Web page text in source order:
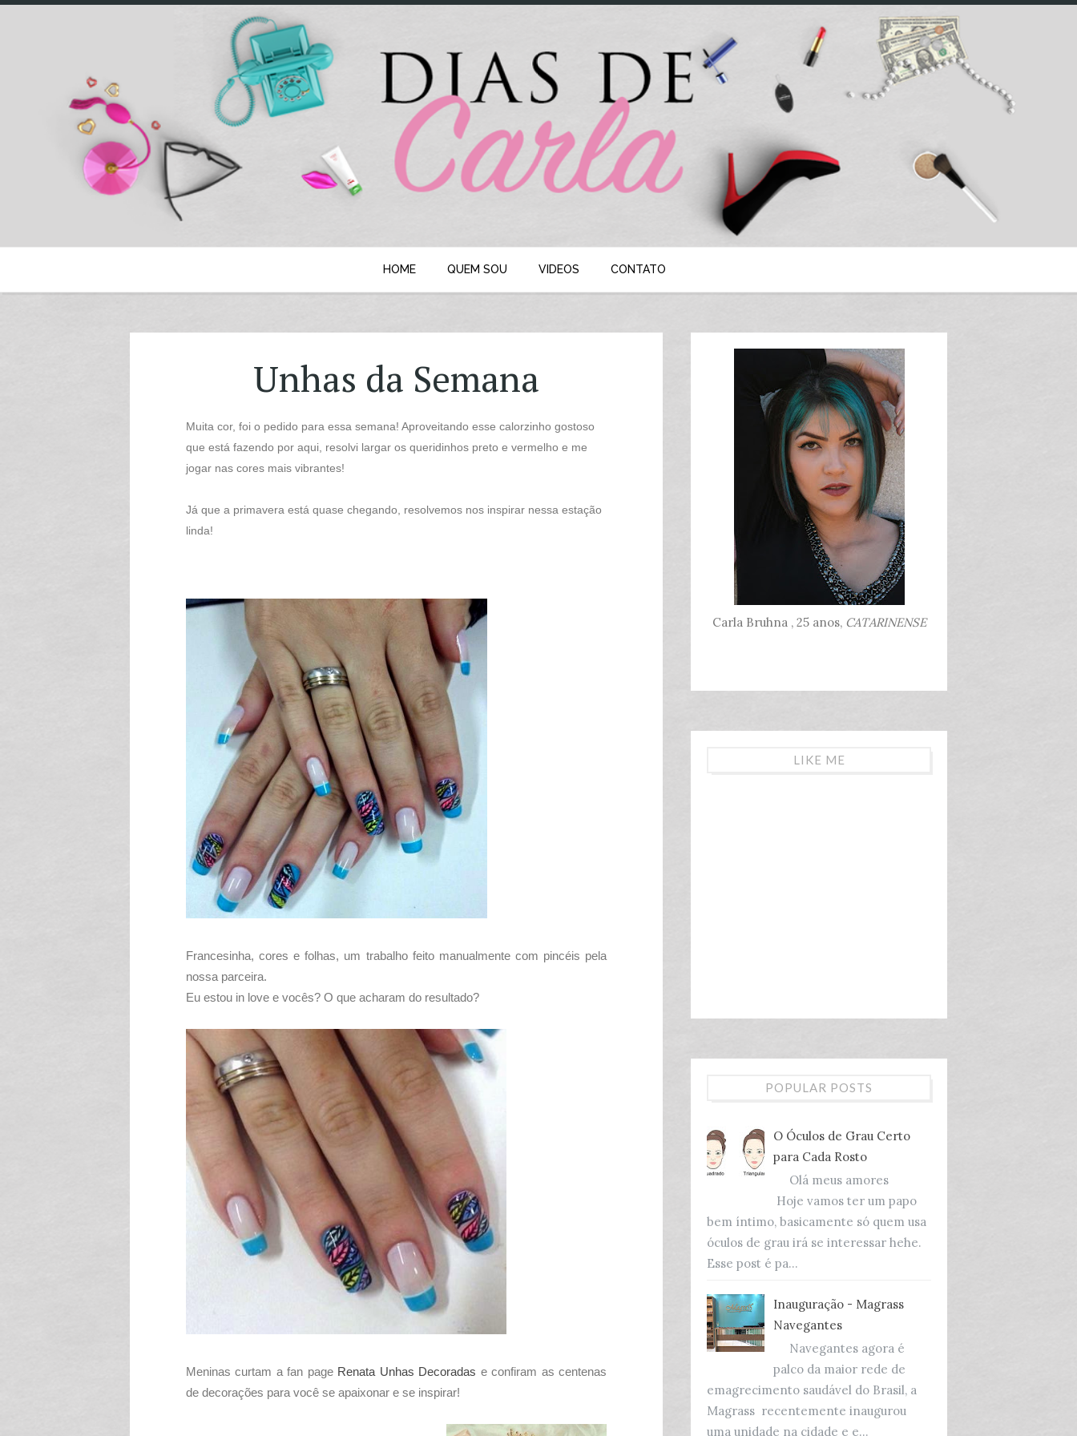
HOME QUEM SOU VIDEOS CONTATO
Unhas da Semana
Muita cor, foi o pedido para essa semana! Aproveitando esse calorzinho gostoso
que está fazendo por aqui, resolvi largar os queridinhos preto e vermelho e me
jogar nas cores mais vibrantes!
Já que a primavera está quase chegando, resolvemos nos inspirar nessa estação
linda!
Francesinha, cores e folhas, um trabalho feito manualmente com pincéis pela
nossa parceira.
Eu estou in love e vocês? O que acharam do resultado?
Meninas curtam a fan page Renata Unhas Decoradas e confiram as centenas
de decorações para você se apaixonar e se inspirar!
Carla Bruhna , 25 anos,CATARINENSE
LIKE ME
POPULAR POSTS
O Óculos de Grau Certo
para Cada Rosto
Olá meus amores
Hoje vamos ter um papo
bem íntimo, basicamente só quem usa
óculos de grau irá se interessar hehe.
Esse post é pa...
Inauguração - Magrass
Navegantes
Navegantes agora é
palco da maior rede de
emagrecimento saudável do Brasil, a
Magrass recentemente inaugurou
uma unidade na cidade e e...